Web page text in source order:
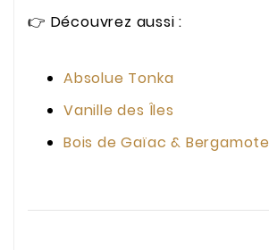
👉 Découvrez aussi :
Absolue Tonka
Vanille des Îles
Bois de Gaïac & Bergamote